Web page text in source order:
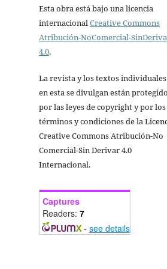
Esta obra está bajo una licencia
internacionalCreative Commons
Atribución-NoComercial-
4.0.
La revista y los textos
en esta se divulgan están
por las leyes de copyright y por los
términos y condiciones de la
Creative Commons Atribución-No
Comercial-Sin Derivar 4.0
Internacional.
Captures
Readers: 7
- see details